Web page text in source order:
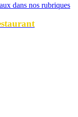
dans nos rubriques